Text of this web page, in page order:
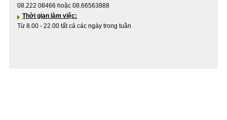
08.222 08466 hoặc 08.66563888
Thời gian làm việc:
Từ 8.00 - 22.00 tất cả các ngày trong tuần